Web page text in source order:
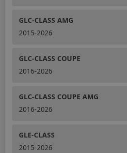
GLC-CLASS AMG
2015-2026
GLC-CLASS COUPE
2016-2026
GLC-CLASS COUPE AMG
2016-2026
GLE-CLASS
2015-2026